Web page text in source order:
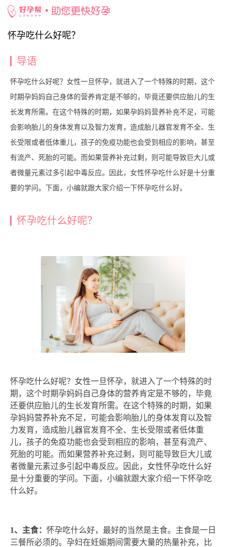
好孕百科 / 用药安全 / 怀孕吃什么好呢？
怀孕吃什么好呢？
导语
怀孕吃什么好呢？女性一旦怀孕，就进入了一个特殊的时期，这个
时期孕妈妈自己身体的营养肯定是不够的，毕竟还要供应胎儿的生
长发育所需。在这个特殊的时期，如果孕妈妈营养补充不足，可能
会影响胎儿的身体发育以及智力发育，造成胎儿器官发育不全、生
长受限或者低体重儿，孩子的免疫功能也会受到相应的影响，甚至
有流产、死胎的可能。而如果营养补充过剩，则可能导致巨大儿或
者微量元素过多引起中毒反应。因此，女性怀孕吃什么好是十分重
要的学问。下面，小编就跟大家介绍一下怀孕吃什么好。
怀孕吃什么好呢？
怀孕吃什么好呢？女性一旦怀孕，就进入了一个特殊的时
期，这个时期孕妈妈自己身体的营养肯定是不够的，毕竟
还要供应胎儿的生长发育所需。在这个特殊的时期，如果
孕妈妈营养补充不足，可能会影响胎儿的身体发育以及智
力发育，造成胎儿器官发育不全、生长受限或者低体重
儿，孩子的免疫功能也会受到相应的影响，甚至有流产、
死胎的可能。而如果营养补充过剩，则可能导致巨大儿或
者微量元素过多引起中毒反应。因此，女性怀孕吃什么好
是十分重要的学问。下面，小编就跟大家介绍一下怀孕吃
什么好。
1、主食： 怀孕吃什么好，最好的当然是主食。主食是一日
三餐所必须的。孕妇在妊娠期间需要大量的热量补充，比